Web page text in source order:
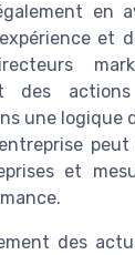
en
et
des
une logique
peut
et
des